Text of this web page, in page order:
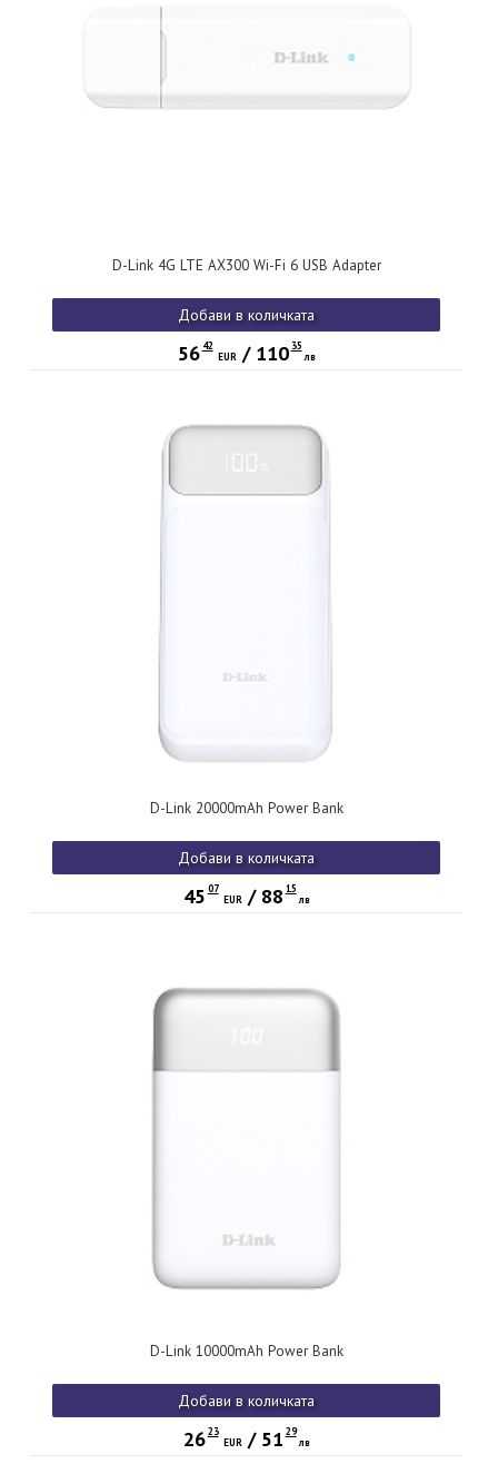
D-Link 4G LTE AX300 Wi-Fi 6 USB Adapter
Добави в количката
56 42
EUR/ 110 35
лв
D-Link 20000mAh Power Bank
Добави в количката
45 07
EUR/ 88 15
лв
D-Link 10000mAh Power Bank
Добави в количката
26 23
EUR/ 51 29
лв